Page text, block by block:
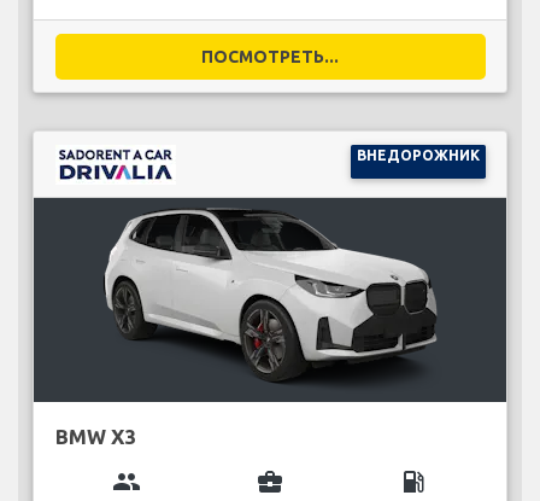
ПОСМОТРЕТЬ...
ВНЕДОРОЖНИК
BMW X3
group business_center local_gas_station